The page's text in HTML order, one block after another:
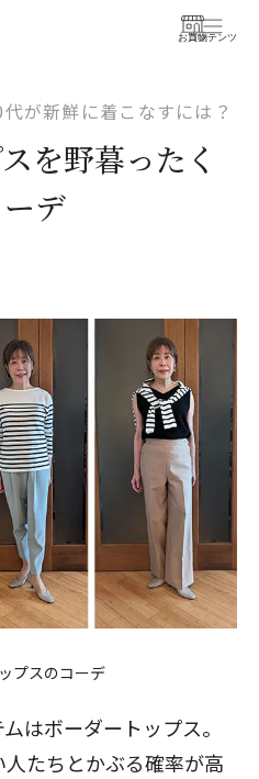
お買物
コンテンツ
が新鮮に着こなすには？
を野暮ったく
デ
プスのコーデ
はボーダートップス。
たちとかぶる確率が高